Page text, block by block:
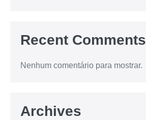
Recent Comments
Nenhum comentário para mostrar.
Archives